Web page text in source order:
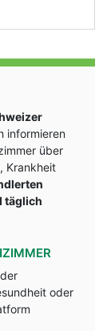
informieren
über
Krankheit
täglich
oder